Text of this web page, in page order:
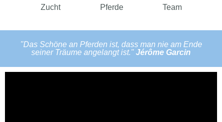
Zucht
Pferde
Team
"Das Schöne an Pferden ist, dass man nie am Ende
seiner Träume angelangt ist." Jérôme Garcin